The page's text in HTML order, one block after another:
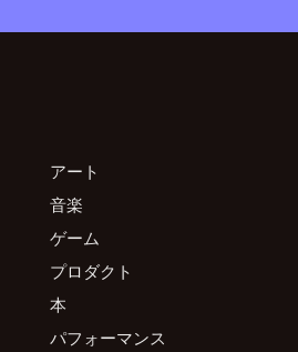
アート
音楽
ゲーム
プロダクト
本
パフォーマンス